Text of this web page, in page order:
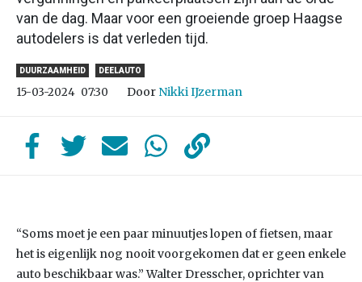
van de dag. Maar voor een groeiende groep Haagse
autodelers is dat verleden tijd.
DUURZAAMHEID DEELAUTO
15-03-2024 07:30 Door Nikki IJzerman
“Soms moet je een paar minuutjes lopen of fietsen, maar
het is eigenlijk nog nooit voorgekomen dat er geen enkele
auto beschikbaar was.” Walter Dresscher, oprichter van